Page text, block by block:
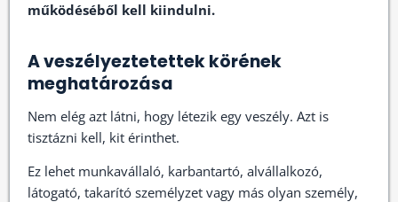
működéséből kell kiindulni.
A veszélyeztetettek körének
meghatározása
Nem elég azt látni, hogy létezik egy veszély. Azt is
tisztázni kell, kit érinthet.
Ez lehet munkavállaló, karbantartó, alvállalkozó,
látogató, takarító személyzet vagy más olyan személy,